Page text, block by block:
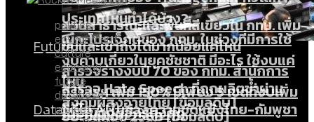
สำรวจร่างงบปี 70 ของ กทม. สำนักการ
จราจรฯ เพิ่ม 150% มีเพียง 5 เขตที่งบเพิ่ม
โดยเขตจตุจักรสูงสุด
สวนสาธารณะและพื้นที่สีเขียวใน กทม. เพิ่ม
ขึ้นและเข้าถึงได้มากน้อยแค่ไหน
ขยะมูลฝอย 2568 [ข้อมูลดิบ]
ประเทศไหนทำได้บ้าง?
สำรวจ Hate Speech ที่ถูกผลิตซ้ำผ่าน
วิดีโอ AI ในช่วงความขัดแย้งไทย-กัมพูชา
เมกะโปรเจ็กต์ของ กทม. ในช่วงที่มีการใช้
งบคาบเกี่ยวในยุคชัชชาติ มีอะไร ใช้งบแค่
ไหน
Future
สังคมผู้สูงอายุไทย [ข้อมูลดิบ]
Database
politics
environment
culture
economy
future
database
project